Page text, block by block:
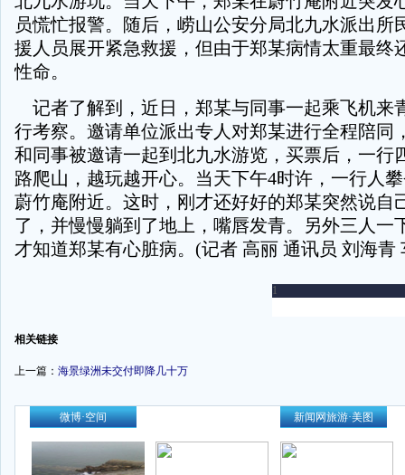
员慌忙报警。随后，崂山公安分局北九水派出所
援人员展开紧急救援，但由于郑某病情太重最终
性命。
记者了解到，近日，郑某与同事一起乘飞机来
行考察。邀请单位派出专人对郑某进行全程陪同
和同事被邀请一起到北九水游览，买票后，一行
路爬山，越玩越开心。当天下午4时许，一行人
蔚竹庵附近。这时，刚才还好好的郑某突然说自
了，并慢慢躺到了地上，嘴唇发青。另外三人一
才知道郑某有心脏病。(记者 高丽 通讯员 刘海青
相关链接
上一篇： 海景绿洲未交付即降几十万